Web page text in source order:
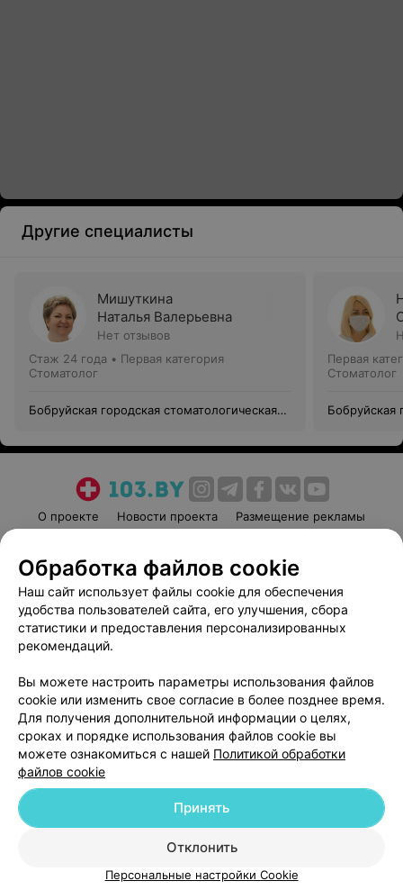
Другие специалисты
Мишуткина
Наталья Валерьевна
Нет отзывов
Стаж 24 года • Первая категория
Стоматолог
Бобруйская городская стоматологическая
Первая
Стоматолог
Бобруйская
О проекте Новости проекта
Размещение рекламы
Пользовательское соглашение
Способы оплаты
Вакансии
Партнеры
Написать руководителю 103.by
Обработка персональных данных
© 2026 ООО «Артокс Лаб», УНП 191700409
| 220012, Республика Беларусь,
Служба поддержки +375 291212755
Обработка файлов cookie
Наш сайт использует файлы cookie для обеспечения
удобства пользователей сайта, его улучшения, сбора
статистики и предоставления персонализированных
рекомендаций.
Вы можете настроить параметры использования файлов
cookie или изменить свое согласие в более позднее время.
Для получения дополнительной информации о целях,
сроках и порядке использования файлов cookie вы
можете ознакомиться с нашей Политикой обработки
файлов cookie
Отклонить
Принять
Персональные настройки Cookie